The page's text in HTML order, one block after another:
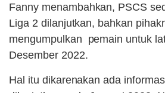
Fanny menambahkan, PSCS
Liga 2 dilanjutkan, bahkan
mengumpulkan pemain untuk
Desember 2022.
Hal itu dikarenakan ada